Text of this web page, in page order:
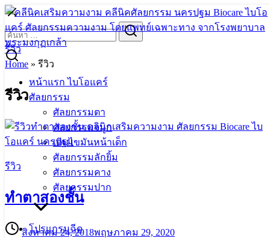
Skip
content
หน้าแรก ไบโอแคร์
ศัลยกรรม
ศัลยกรรมตา
ศัลยกรรมจมูก
เติมไขมันหน้าเด็ก
ศัลยกรรมลักยิ้ม
ศัลยกรรมคาง
ศัลยกรรมปาก
โปรแกรมฉีด
Search
for:
Search
รีวิว
Home » รีวิว
รีวิว
รีวิว
ทำตาสองชั้น
สิงหาคม 24, 2018พฤษภาคม 29, 2020